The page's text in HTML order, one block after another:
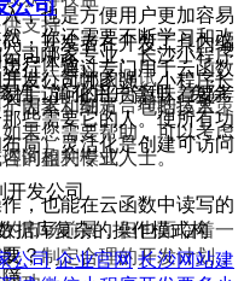
支持
进行充分的测试
需求，制定合理的运营策
的盈利模式
市场前景，但也面临着一
，制定合理的开发计划，
因素和细节，包括技术、
果您需要帮助，可以考虑
询相关专业人士。
，你还需要不断学习和改
户体验。
，开发者在开发工具内编
行。通过专门用于云函数
性，简化用户管理，免除
，也能在云函数中读写的
据库复杂的操作模式构
于访问的平台意味着要考
些需要它的人。使所有功
局）灵活化是创建可访问
？
，也是方便用户更加容易
司哪家专业、长沙小程序
发公司哪家强、小程序长
发公司
公司 企业官网 长沙网站建